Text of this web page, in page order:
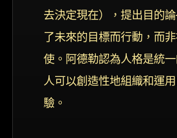
去決定現在），提出目的
了未來的目標而行動，而
使。阿德勒認為人格是統
人可以創造性地組織和運
驗。